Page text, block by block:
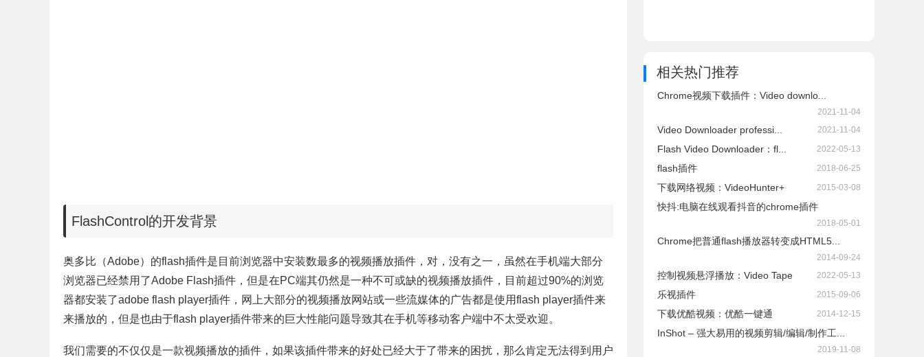
FlashControl的开发背景
奥多比（Adobe）的flash插件是目前浏览器中安装数最多的视频播放插件，对，没有之一，虽然在手机端大部分
浏览器已经禁用了Adobe Flash插件，但是在PC端其仍然是一种不可或缺的视频播放插件，目前超过90%的浏览
器都安装了adobe flash player插件，网上大部分的视频播放网站或一些流媒体的广告都是使用flash player插件来
来播放的，但是也由于flash player插件带来的巨大性能问题导致其在手机等移动客户端中不太受欢迎。
我们需要的不仅仅是一款视频播放的插件，如果该插件带来的好处已经大于了带来的困扰，那么肯定无法得到用户
相关热门推荐
Chrome视频下载插件：Video downlo...
2021-11-04
Video Downloader professi... 2021-11-04
Flash Video Downloader：fl... 2022-05-13
flash插件 2018-06-25
下载网络视频：VideoHunter+ 2015-03-08
快抖:电脑在线观看抖音的chrome插件
2018-05-01
Chrome把普通flash播放器转变成HTML5...
2014-09-24
控制视频悬浮播放：Video Tape 2022-05-13
乐视插件 2015-09-06
下载优酷视频：优酷一键通 2014-12-15
InShot – 强大易用的视频剪辑/编辑/制作工...
2019-11-08